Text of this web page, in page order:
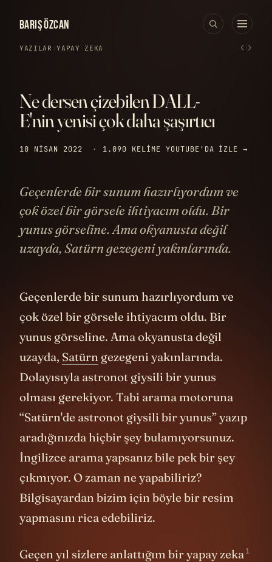
BARIŞ ÖZCAN
YAZILAR ›YAPAY ZEKA ‹ ›
Ne dersen çizebilen DALL-
E'nin yenisi çok daha şaşırtıcı
10 NISAN 2022 · 1.090 KELIME YOUTUBE'DA IZLE →
Geçenlerde bir sunum hazırlıyordum ve
çok özel bir görsele ihtiyacım oldu. Bir
yunus görseline. Ama okyanusta değil
uzayda, Satürn gezegeni yakınlarında.
Geçenlerde bir sunum hazırlıyordum ve
çok özel bir görsele ihtiyacım oldu. Bir
yunus görseline. Ama okyanusta değil
uzayda, Satürn gezegeni yakınlarında.
Dolayısıyla astronot giysili bir yunus
olması gerekiyor. Tabi arama motoruna
“Satürn'de astronot giysili bir yunus” yazıp
aradığınızda hiçbir şey bulamıyorsunuz.
İngilizce arama yapsanız bile pek bir şey
çıkmıyor. O zaman ne yapabiliriz?
Bilgisayardan bizim için böyle bir resim
yapmasını rica edebiliriz.
Geçen yıl sizlere anlattığım biryapay zeka 1